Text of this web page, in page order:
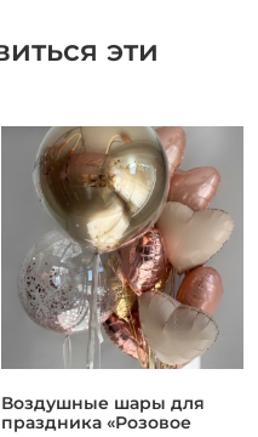
эти
Воздушные шары для
праздника «Розовое